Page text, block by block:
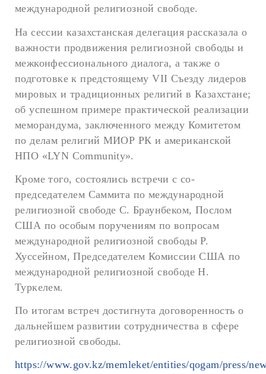
международной религиозной свободе.
На сессии казахстанская делегация рассказала о
важности продвижения религиозной свободы и
межконфессионального диалога, а также о
подготовке к предстоящему VII Съезду лидеров
мировых и традиционных религий в Казахстане;
об успешном примере практической реализации
меморандума, заключенного между Комитетом
по делам религий МИОР РК и американской
НПО «LYN Community».
Кроме того, состоялись встречи с со-
председателем Саммита по международной
религиозной свободе С. Браунбеком, Послом
США по особым поручениям по вопросам
международной религиозной свободы Р.
Хуссейном, Председателем Комиссии США по
международной религиозной свободе Н.
Туркелем.
По итогам встреч достигнута договоренность о
дальнейшем развитии сотрудничества в сфере
религиозной свободы.
https://www.gov.kz/memleket/entities/qogam/press/